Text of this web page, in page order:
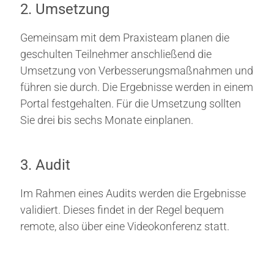
2. Umsetzung
Gemeinsam mit dem Praxisteam planen die
geschulten Teilnehmer anschließend die
Umsetzung von Verbesserungsmaßnahmen und
führen sie durch. Die Ergebnisse werden in einem
Portal festgehalten. Für die Umsetzung sollten
Sie drei bis sechs Monate einplanen.
3. Audit
Im Rahmen eines Audits werden die Ergebnisse
validiert. Dieses findet in der Regel bequem
remote, also über eine Videokonferenz statt.